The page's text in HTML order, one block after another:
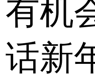
有机
话新